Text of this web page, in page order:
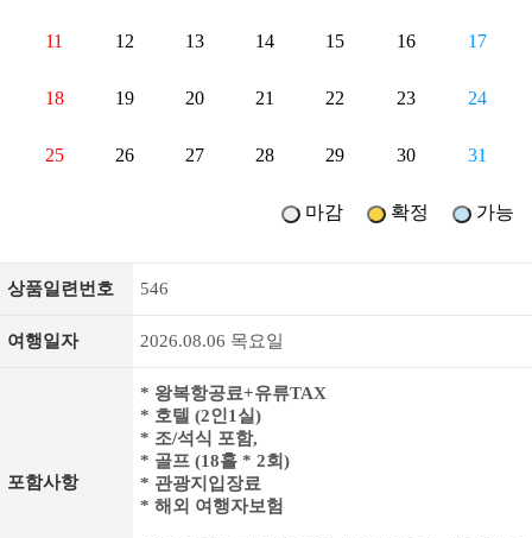
11 12 13 14 15 16 17
18 19 20 21 22 23 24
25 26 27 28 29 30 31
가능
확정
마감
상품일련번호 546
여행일자 2026.08.06 목요일
포함사항
* 왕복항공료+유류TAX
* 호텔 (2인1실)
* 조/석식 포함,
* 골프 (18홀 * 2회)
* 관광지입장료
* 해외 여행자보험